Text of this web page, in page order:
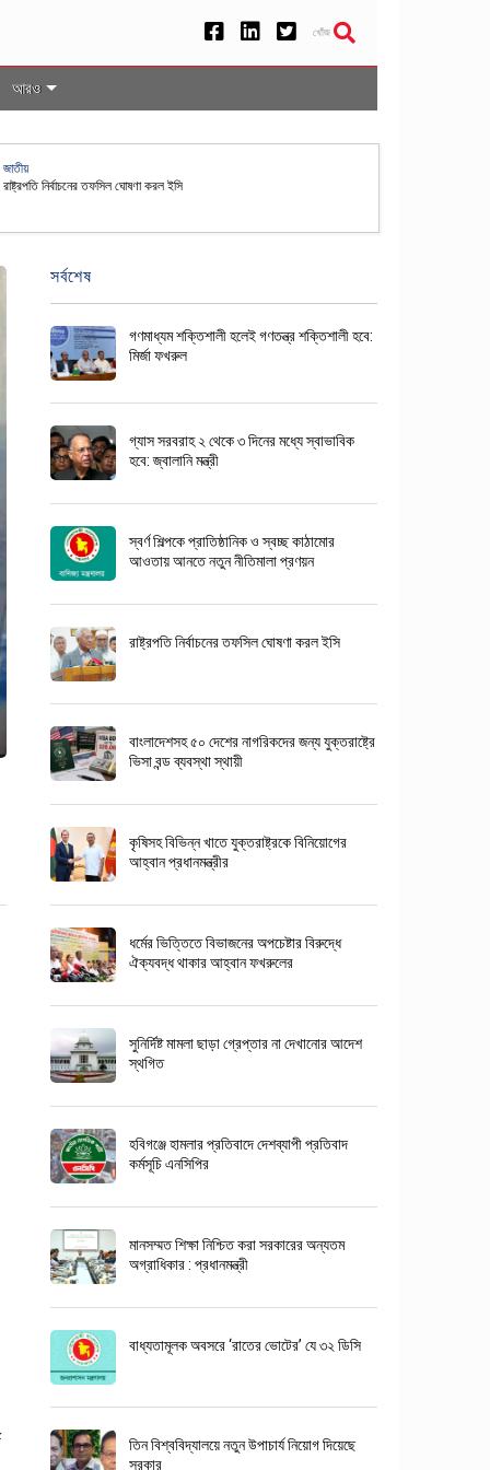
খোঁজ
আরও
নির্বাচনের তফসিল ঘোষণা করল ইসি
সর্বশেষ
গণমাধ্যম শক্তিশালী হলেই গণতন্ত্র শক্তিশালী হবে:
মির্জা ফখরুল
গ্যাস সরবরাহ ২ থেকে ৩ দিনের মধ্যে স্বাভাবিক
হবে: জ্বালানি মন্ত্রী
স্বর্ণ শিল্পকে প্রাতিষ্ঠানিক ও স্বচ্ছ কাঠামোর
আওতায় আনতে নতুন নীতিমালা প্রণয়ন
রাষ্ট্রপতি নির্বাচনের তফসিল ঘোষণা করল ইসি
বাংলাদেশসহ ৫০ দেশের নাগরিকদের জন্য যুক্তরাষ্ট্রে
ভিসা বন্ড ব্যবস্থা স্থায়ী
কৃষিসহ বিভিন্ন খাতে যুক্তরাষ্ট্রকে বিনিয়োগের
আহ্বান প্রধানমন্ত্রীর
ধর্মের ভিত্তিতে বিভাজনের অপচেষ্টার বিরুদ্ধে
ঐক্যবদ্ধ থাকার আহ্বান ফখরুলের
সুনির্দিষ্ট মামলা ছাড়া গ্রেপ্তার না দেখানোর আদেশ
স্থগিত
হবিগঞ্জে হামলার প্রতিবাদে দেশব্যাপী প্রতিবাদ
কর্মসূচি এনসিপির
মানসম্মত শিক্ষা নিশ্চিত করা সরকারের অন্যতম
অগ্রাধিকার : প্রধানমন্ত্রী
বাধ্যতামূলক অবসরে ‘রাতের ভোটের’ যে ৩২ ডিসি
তিন বিশ্ববিদ্যালয়ে নতুন উপাচার্য নিয়োগ দিয়েছে
সরকার